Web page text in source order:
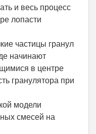
и весь процесс
лопасти
частицы гранул
начинают
в центре
гранулятора при
модели
смесей на